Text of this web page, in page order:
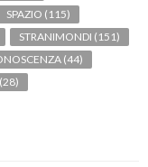
SPAZIO (115)
STRANIMONDI (151)
(44)
(28)